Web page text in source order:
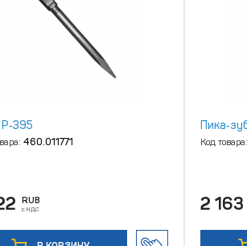
460.011771
RUB
с НДС
Код товара:
2 163